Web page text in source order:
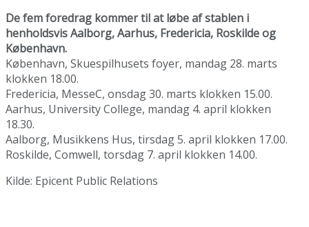
De fem foredrag kommer til at løbe af stablen i
henholdsvis Aalborg, Aarhus, Fredericia, Roskilde og
København.
København, Skuespilhusets foyer, mandag 28. marts
klokken 18.00.
Fredericia, MesseC, onsdag 30. marts klokken 15.00.
Aarhus, University College, mandag 4. april klokken
18.30.
Aalborg, Musikkens Hus, tirsdag 5. april klokken 17.00.
Roskilde, Comwell, torsdag 7. april klokken 14.00.
Kilde: Epicent Public Relations